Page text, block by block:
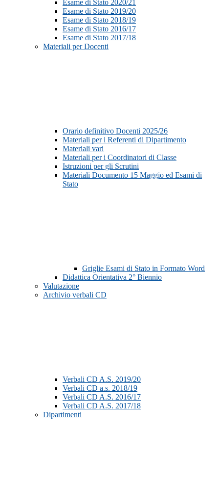
Esame di Stato 2020/21
Esame di Stato 2019/20
Esame di Stato 2018/19
Esame di Stato 2016/17
Esame di Stato 2017/18
Materiali per Docenti
Orario definitivo Docenti 2025/26
Materiali per i Referenti di Dipartimento
Materiali vari
Materiali per i Coordinatori di Classe
Istruzioni per gli Scrutini
Materiali Documento 15 Maggio ed Esami di
Stato
Griglie Esami di Stato in Formato Word
Didattica Orientativa 2° Biennio
Valutazione
Archivio verbali CD
Verbali CD A.S. 2019/20
Verbali CD a.s. 2018/19
Verbali CD A.S. 2016/17
Verbali CD A.S. 2017/18
Dipartimenti